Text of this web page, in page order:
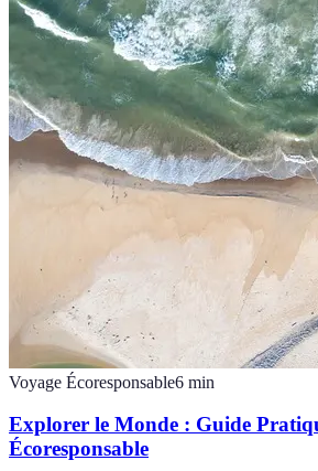
Voyage Écoresponsable6 min
Explorer le Monde : Guide
Écoresponsable